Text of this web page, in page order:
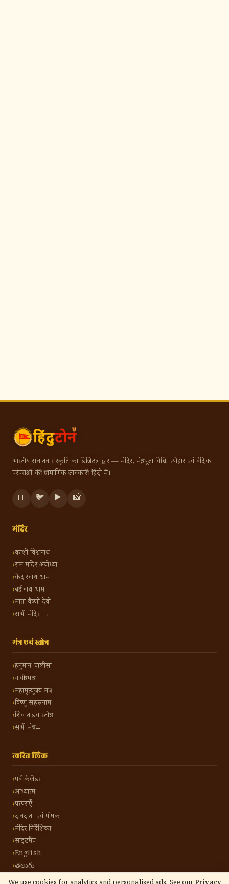
भारतीय सनातन संस्कृति का डिजिटल द्वार — मंदिर, मंत्र, पूजा विधि, त्योहार एवं वैदिक
परंपराओं की प्रामाणिक जानकारी हिंदी में।
📘 🐦 ▶️ 📸
मंदिर
काशी विश्वनाथ
राम मंदिर अयोध्या
केदारनाथ धाम
बद्रीनाथ धाम
माता वैष्णो देवी
सभी मंदिर →
मंत्र एवं स्तोत्र
हनुमान चालीसा
गायत्री मंत्र
महामृत्युंजय मंत्र
विष्णु सहस्रनाम
शिव तांडव स्तोत्र
सभी मंत्र →
त्वरित लिंक
पर्व कैलेंडर
आध्यात्म
परंपराएँ
दानदाता एवं पोषक
मंदिर निर्देशिका
साइटमैप
English
తెలుగు